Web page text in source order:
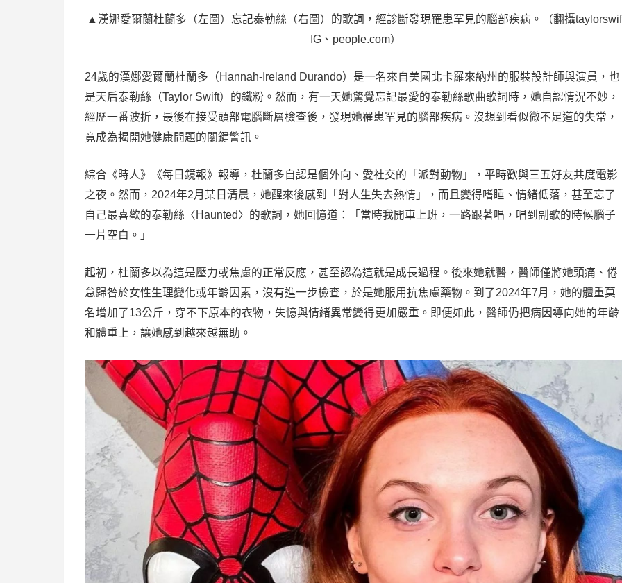
▲漢娜愛爾蘭杜蘭多（左圖）忘記泰勒絲（右圖）的歌詞，經診斷發現罹患罕見的腦部疾病。（翻攝
IG、people.com）
24歲的漢娜愛爾蘭杜蘭多（Hannah-Ireland Durando）是一名來自美國北卡羅來納州的服裝設計師與演員，也
是天后泰勒絲（Taylor Swift）的鐵粉。然而，有一天她驚覺忘記最愛的泰勒絲歌曲歌詞時，她自認情況不妙，
經歷一番波折，最後在接受頭部電腦斷層檢查後，發現她罹患罕見的腦部疾病。沒想到看似微不足道的失常，
竟成為揭開她健康問題的關鍵警訊。
綜合《時人》《每日鏡報》報導，杜蘭多自認是個外向、愛社交的「派對動物」，平時歡與三五好友共度電影
之夜。然而，2024年2月某日清晨，她醒來後感到「對人生失去熱情」，而且變得嗜睡、情緒低落，甚至忘了
自己最喜歡的泰勒絲〈Haunted〉的歌詞，她回憶道：「當時我開車上班，一路跟著唱，唱到副歌的時候腦子
一片空白。」
起初，杜蘭多以為這是壓力或焦慮的正常反應，甚至認為這就是成長過程。後來她就醫，醫師僅將她頭痛、倦
怠歸咎於女性生理變化或年齡因素，沒有進一步檢查，於是她服用抗焦慮藥物。到了2024年7月，她的體重莫
名增加了13公斤，穿不下原本的衣物，失憶與情緒異常變得更加嚴重。即便如此，醫師仍把病因導向她的年齡
和體重上，讓她感到越來越無助。